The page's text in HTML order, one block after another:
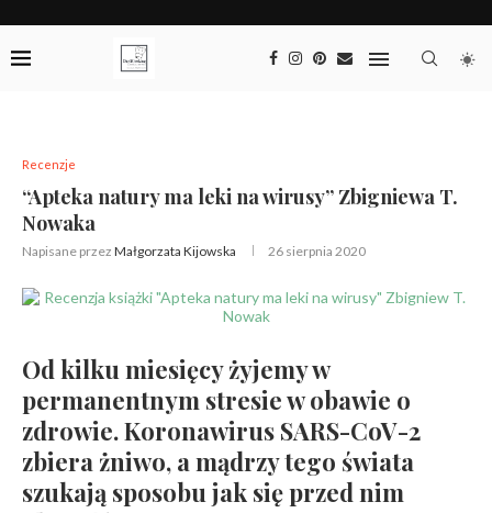
Recenzje
“Apteka natury ma leki na wirusy” Zbigniewa T.
Nowaka
Napisane przez Małgorzata Kijowska 26 sierpnia 2020
Od kilku miesięcy żyjemy w
permanentnym stresie w obawie o
zdrowie. Koronawirus SARS-CoV-2
zbiera żniwo, a mądrzy tego świata
szukają sposobu jak się przed nim